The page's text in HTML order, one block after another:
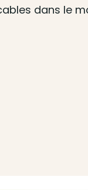
dans le